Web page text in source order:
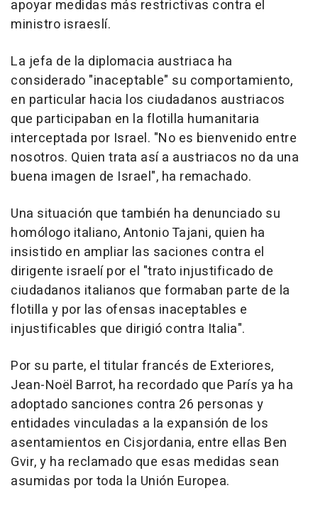
apoyar medidas más restrictivas contra el
ministro israeslí.
La jefa de la diplomacia austriaca ha
considerado "inaceptable" su comportamiento,
en particular hacia los ciudadanos austriacos
que participaban en la flotilla humanitaria
interceptada por Israel. "No es bienvenido entre
nosotros. Quien trata así a austriacos no da una
buena imagen de Israel", ha remachado.
Una situación que también ha denunciado su
homólogo italiano, Antonio Tajani, quien ha
insistido en ampliar las saciones contra el
dirigente israelí por el "trato injustificado de
ciudadanos italianos que formaban parte de la
flotilla y por las ofensas inaceptables e
injustificables que dirigió contra Italia".
Por su parte, el titular francés de Exteriores,
Jean-Noël Barrot, ha recordado que París ya ha
adoptado sanciones contra 26 personas y
entidades vinculadas a la expansión de los
asentamientos en Cisjordania, entre ellas Ben
Gvir, y ha reclamado que esas medidas sean
asumidas por toda la Unión Europea.